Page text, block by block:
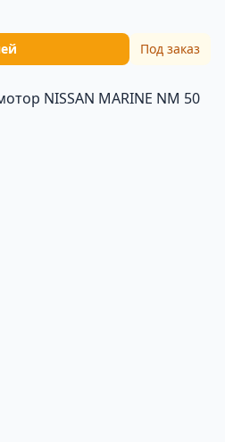
Под заказ
NISSAN MARINE NM 50